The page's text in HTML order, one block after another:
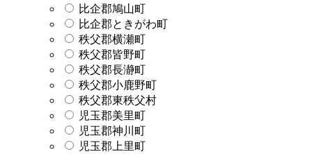
比企郡鳩山町
比企郡ときがわ町
秩父郡横瀬町
秩父郡皆野町
秩父郡長瀞町
秩父郡小鹿野町
秩父郡東秩父村
児玉郡美里町
児玉郡神川町
児玉郡上里町